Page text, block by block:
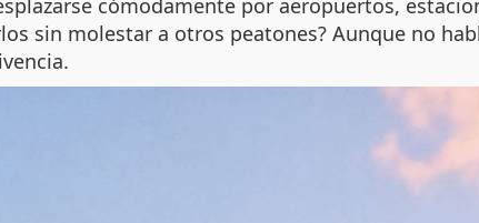
cómodamente por aeropuertos,
sin molestar a otros peatones? Aunque no